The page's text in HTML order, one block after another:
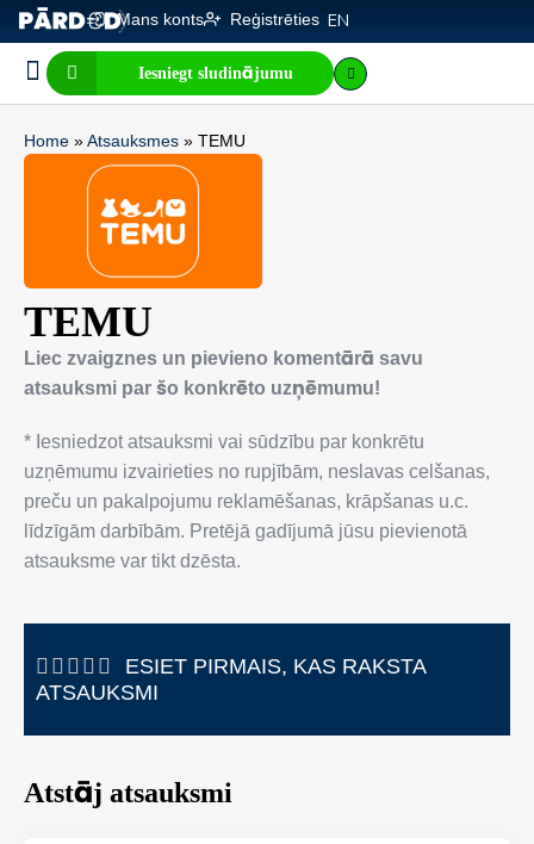
Mans konts Reģistrēties EN
Iesniegt sludinājumu
Home » Atsauksmes » TEMU
TEMU
Liec zvaigznes un pievieno komentārā savu
atsauksmi par šo konkrēto uzņēmumu!
* Iesniedzot atsauksmi vai sūdzību par konkrētu
uzņēmumu izvairieties no rupjībām, neslavas celšanas,
preču un pakalpojumu reklamēšanas, krāpšanas u.c.
līdzīgām darbībām. Pretējā gadījumā jūsu pievienotā
atsauksme var tikt dzēsta.
ESIET PIRMAIS, KAS RAKSTA
ATSAUKSMI
Atstāj atsauksmi